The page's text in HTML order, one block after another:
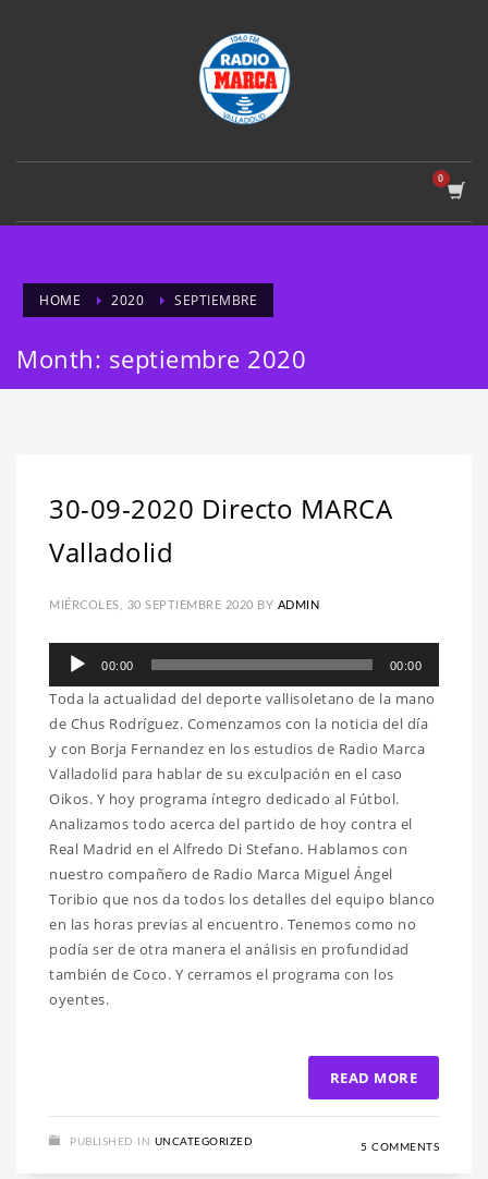
HOME 2020 SEPTIEMBRE
Month: septiembre 2020
30-09-2020 Directo MARCA
Valladolid
MIÉRCOLES, 30 SEPTIEMBRE 2020 BY ADMIN
Reproductor
audio
00:00 00:00
Toda la actualidad del deporte vallisoletano de la mano
de Chus Rodríguez. Comenzamos con la noticia del día
y con Borja Fernandez en los estudios de Radio Marca
Valladolid para hablar de su exculpación en el caso
Oikos. Y hoy programa íntegro dedicado al Fútbol.
Analizamos todo acerca del partido de hoy contra el
Real Madrid en el Alfredo Di Stefano. Hablamos con
nuestro compañero de Radio Marca Miguel Ángel
Toribio que nos da todos los detalles del equipo blanco
en las horas previas al encuentro. Tenemos como no
podía ser de otra manera el análisis en profundidad
también de Coco. Y cerramos el programa con los
oyentes.
READ MORE
PUBLISHED IN UNCATEGORIZED 5 COMMENTS